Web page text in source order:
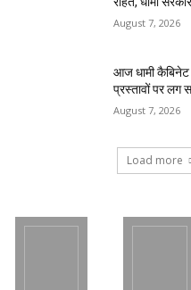
August 7, 2026
आज धामी कैबिनेट
प्रस्तावों पर लग
August 7, 2026
Load more